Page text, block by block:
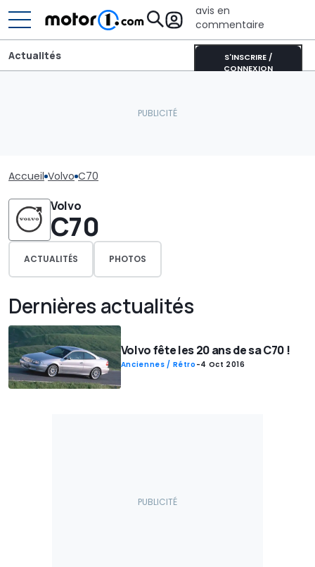
avis en
commentaire
S'INSCRIRE /
CONNEXION
Actualités
Accueil Volvo C70
Volvo
C70
ACTUALITÉS PHOTOS
Dernières actualités
Volvo fête les 20 ans de sa C70 !
Anciennes / Rétro -4 Oct 2016